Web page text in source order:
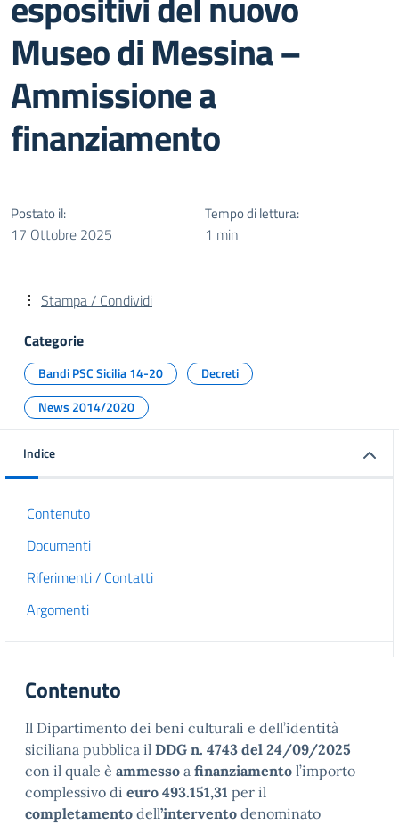
Museo di Messina –
Ammissione a
finanziamento
Postato il:
17 Ottobre 2025
Tempo di lettura:
1 min
Stampa / Condividi
Categorie
Bandi PSC Sicilia 14-20
Decreti
News 2014/2020
Indice
Contenuto
Documenti
Riferimenti / Contatti
Argomenti
Contenuto
Il Dipartimento dei beni culturali e dell’identità
siciliana pubblica il DDG n. 4743 del 24/09/2025
con il quale è ammesso a finanziamento l’importo
complessivo di euro 493.151,31 per il
completamento dell’intervento denominato